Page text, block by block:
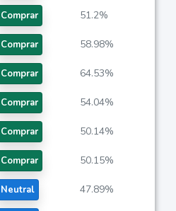
Comprar 51.2%
Comprar 58.98%
Comprar 64.53%
Comprar 54.04%
Comprar 50.14%
Comprar 50.15%
Neutral 47.89%